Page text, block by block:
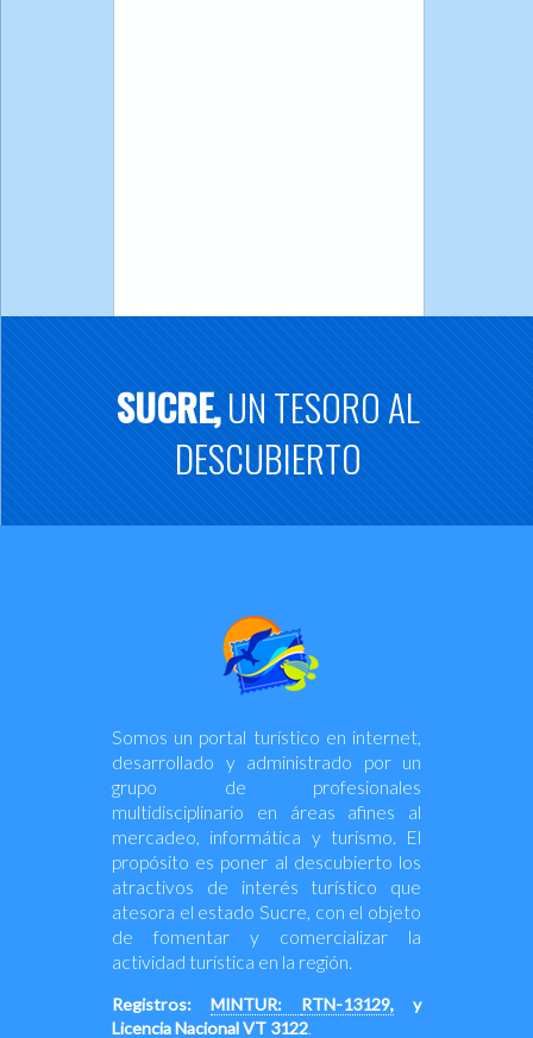
SUCRE,UN TESORO AL
DESCUBIERTO
Somos un portal turístico en internet,
desarrollado y administrado por un
grupo de profesionales
multidisciplinario en áreas afines al
mercadeo, informática y turismo. El
propósito es poner al descubierto los
atractivos de interés turístico que
atesora el estado Sucre, con el objeto
de fomentar y comercializar la
actividad turística en la región.
Registros: MINTUR: RTN-13129,
y
Licencia NacionalVT 3122.